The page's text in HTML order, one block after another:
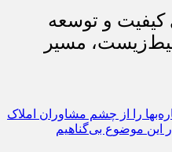
کیفیت و توسعه
مسیر